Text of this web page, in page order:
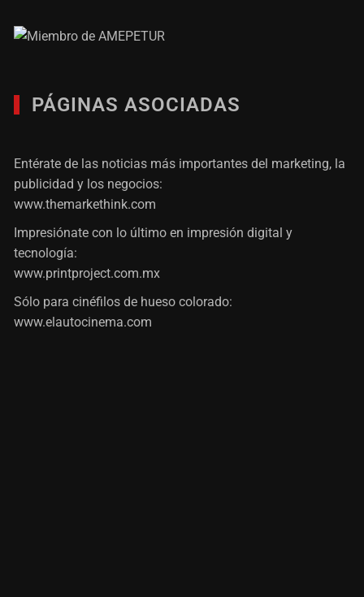
PÁGINAS ASOCIADAS
Entérate de las noticias más importantes del marketing, la
publicidad y los negocios:
www.themarkethink.com
Impresiónate con lo último en impresión digital y
tecnología:
www.printproject.com.mx
Sólo para cinéfilos de hueso colorado:
www.elautocinema.com